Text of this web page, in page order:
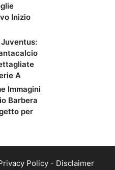
Inizio
A
Immagini
Barbera
per
Policy - Disclaimer